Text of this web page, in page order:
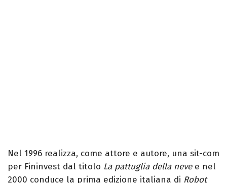
Nel 1996 realizza, come attore e autore, una sit-com
per Fininvest dal titolo La pattuglia della neve e nel
2000 conduce la prima edizione italiana di Robot